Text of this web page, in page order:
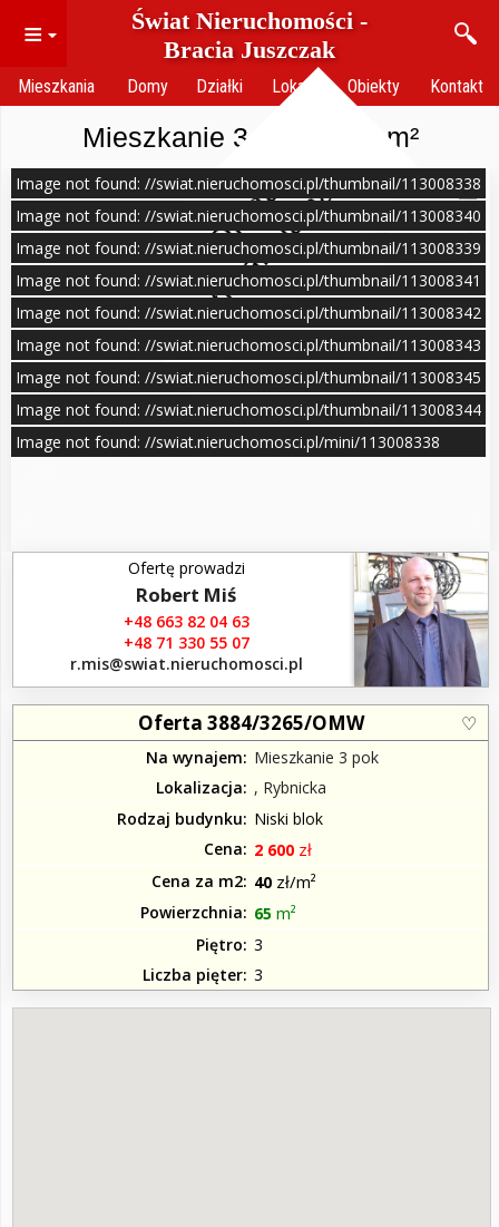
≡
Świat Nieruchomości -
Bracia Juszczak
Mieszkania Domy Działki Lokale Obiekty Kontakt
Mieszkanie 3 pokoje 65 m²
O
f
e
r
t
a
n
i
e
a
k
t
u
a
l
n
a
Image not found: //swiat.nieruchomosci.pl/thumbnail/113008338
Image not found: //swiat.nieruchomosci.pl/thumbnail/113008340
Image not found: //swiat.nieruchomosci.pl/thumbnail/113008339
Image not found: //swiat.nieruchomosci.pl/thumbnail/113008341
Image not found: //swiat.nieruchomosci.pl/thumbnail/113008342
Image not found: //swiat.nieruchomosci.pl/thumbnail/113008343
Image not found: //swiat.nieruchomosci.pl/thumbnail/113008345
Image not found: //swiat.nieruchomosci.pl/thumbnail/113008344
Image not found: //swiat.nieruchomosci.pl/mini/113008338
Ofertę prowadzi
Robert Miś
+48 663 82 04 63
+48 71 330 55 07
r.mis​@swiat.nieruchomosci.pl
Oferta 3884/3265/OMW
Na wynajem
Mieszkanie 3 pok
Lokalizacja
, Rybnicka
Rodzaj budynku
Niski blok
Cena
2 600 zł
Cena za m2 40 zł/m²
Powierzchnia 65 m²
Piętro 3
Liczba pięter 3